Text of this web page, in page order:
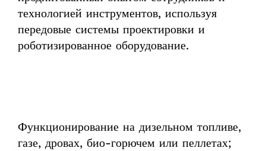
технологией инструментов, используя
передовые системы проектировки и
роботизированное оборудование.
Функционирование на дизельном топливе,
газе, дровах, био-горючем или пеллетах;